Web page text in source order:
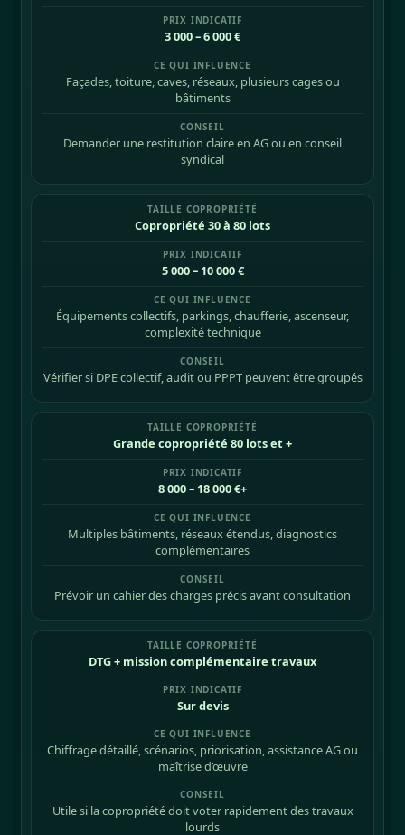
3 000 – 6 000 €
Façades, toiture, caves, réseaux, plusieurs cages ou
bâtiments
Demander une restitution claire en AG ou en conseil
syndical
Copropriété 30 à 80 lots
5 000 – 10 000 €
Équipements collectifs, parkings, chaufferie, ascenseur,
complexité technique
Vérifier si DPE collectif, audit ou PPPT peuvent être groupés
Grande copropriété 80 lots et +
8 000 – 18 000 €+
Multiples bâtiments, réseaux étendus, diagnostics
complémentaires
Prévoir un cahier des charges précis avant consultation
DTG + mission complémentaire travaux
Sur devis
Chiffrage détaillé, scénarios, priorisation, assistance AG ou
maîtrise d’œuvre
Utile si la copropriété doit voter rapidement des travaux
lourds